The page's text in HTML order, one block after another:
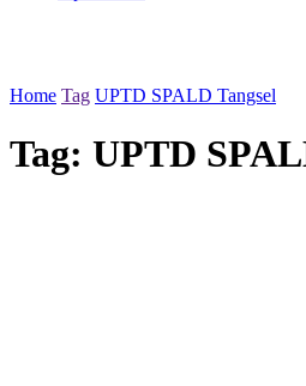
Home Tag UPTD SPALD Tangsel
Tag: UPTD